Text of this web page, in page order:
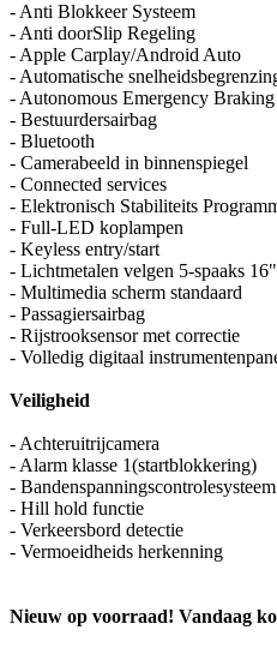
- Anti Blokkeer Systeem
- Anti doorSlip Regeling
- Apple Carplay/Android Auto
- Automatische
- Autonomous Emergency Braking
- Bestuurdersairbag
- Bluetooth
- Camerabeeld in binnenspiegel
- Connected services
- Elektronisch Stabiliteits
- Full-LED koplampen
- Keyless entry/start
- Lichtmetalen velgen 5-spaaks 16"
- Multimedia scherm standaard
- Passagiersairbag
- Rijstrooksensor met correctie
- Volledig digitaal
Veiligheid
- Achteruitrijcamera
- Alarm klasse 1(startblokkering)
- Bandenspanningscontrolesysteem
- Hill hold functie
- Verkeersbord detectie
- Vermoeidheids herkenning
Nieuw op voorraad! Vandaag